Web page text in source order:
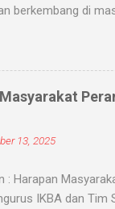
berkembang di
dengan
untuk
seseorang,
tersebut
jenis ini bekerja
13, 2025
: Harapan
IKBA dan